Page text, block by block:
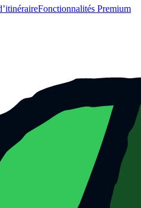
Fonctionnalités Premium